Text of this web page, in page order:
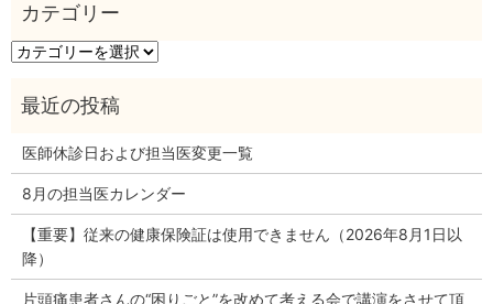
カ
ゴ
リ
医師休診日および担当医変更一覧
8月の担当医カレンダー
【重要】従来の健康保険証は使用できません（2026年8月1日以
降）
片頭痛患者さんの“困りごと”を改めて考える会で講演をさせて頂